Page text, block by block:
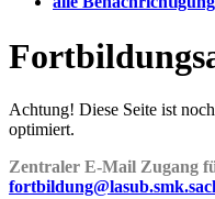
Achtung! Diese Seite ist
optimiert.
Zentraler E-Mail Zugang